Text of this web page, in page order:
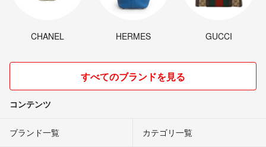
CHANEL HERMES GUCCI
すべてのブランドを見る
コンテンツ
ブランド一覧 カテゴリ一覧